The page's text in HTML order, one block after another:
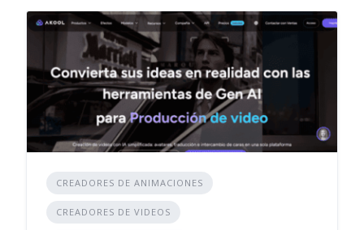
CREADORES DE ANIMACIONES
CREADORES DE VIDEOS